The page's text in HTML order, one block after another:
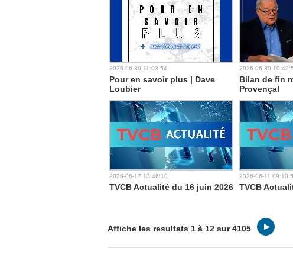
2026-06-30 11:03:54
Pour en savoir plus | Dave
Loubier
2026-06-30
Bilan de fin
Provençal
2026-06-17 13:46:10
TVCB Actualité du 16 juin 2026
2026-06-11
TVCB
Affiche les resultats 1 à 12 sur 4105